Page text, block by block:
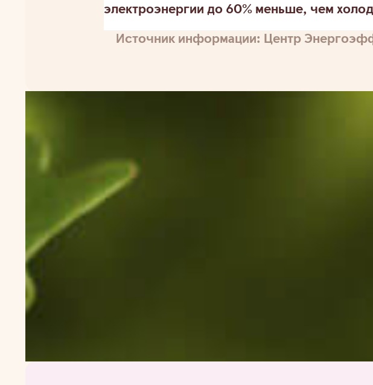
электроэнергии до 60% меньше, чем
Источник информации: Центр